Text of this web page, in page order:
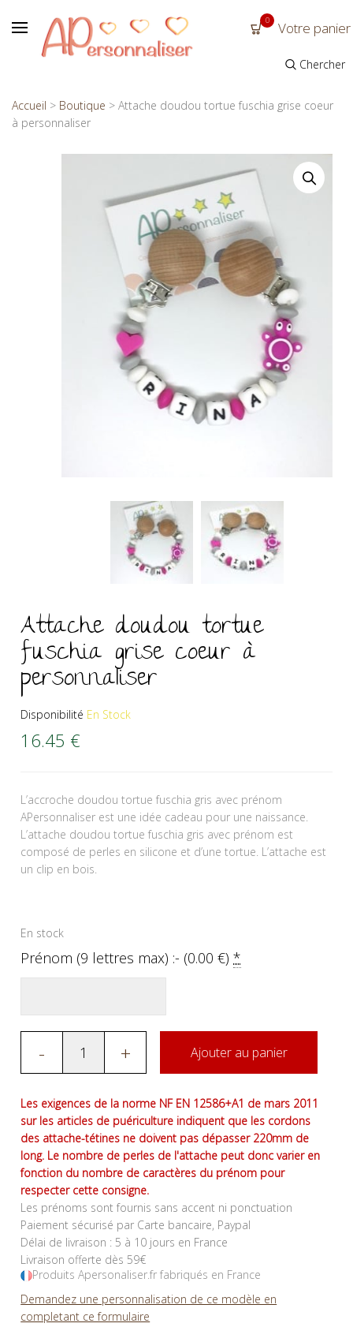
0 Votre panier
Chercher
Accueil > Boutique > Attache doudou tortue fuschia grise coeur
à personnaliser
Attache doudou tortue
fuschia grise coeur à
personnaliser
Disponibilité En Stock
16.45 €
L’accroche doudou tortue fuschia gris avec prénom
APersonnaliser est une idée cadeau pour une naissance.
L’attache doudou tortue fuschia gris avec prénom est
composé de perles en silicone et d’une tortue. L’attache est
un clip en bois.
En stock
Prénom (9 lettres max) :- (0.00€)*
- + Ajouter au panier
Les exigences de la norme NF EN 12586+A1 de mars 2011
sur les articles de puériculture indiquent que les cordons
des attache-tétines ne doivent pas dépasser 220mm de
long. Le nombre de perles de l'attache peut donc varier en
fonction du nombre de caractères du prénom pour
respecter cette consigne.
Les prénoms sont fournis sans accent ni ponctuation
Paiement sécurisé par Carte bancaire, Paypal
Délai de livraison : 5 à 10 jours en France
Livraison offerte dès 59€
Produits Apersonaliser.fr fabriqués en France
Demandez une personnalisation de ce modèle en
completant ce formulaire